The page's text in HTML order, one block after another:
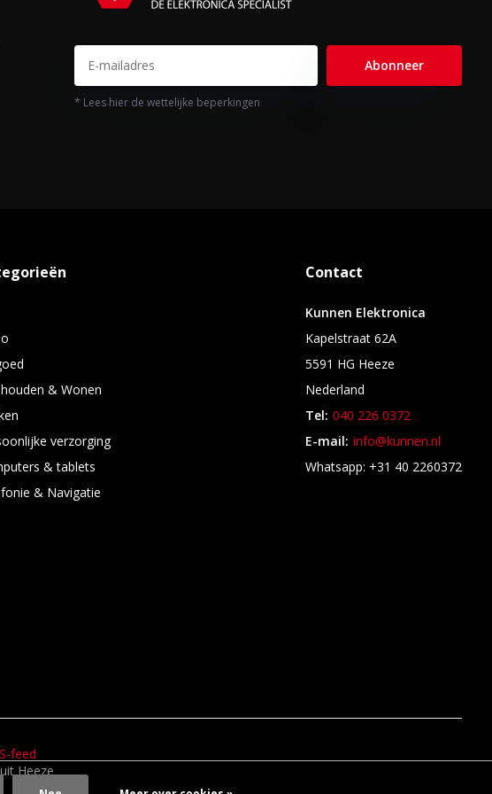
Abonneer
* Lees hier de wettelijke beperkingen
& Wonen
verzorging
& tablets
& Navigatie
Contact
Kunnen Elektronica
Kapelstraat 62A
5591 HG Heeze
Nederland
Tel: 040 226 0372
E-mail: info@kunnen.nl
Whatsapp: +31 40 2260372
feed
Heeze